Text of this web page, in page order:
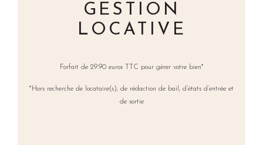
GESTION
LOCATIVE
Forfait de 29.90 euros TTC pour gérer votre bien*
*Hors recherche de locataire(s), de rédaction de bail, d’états d’entrée et
de sortie